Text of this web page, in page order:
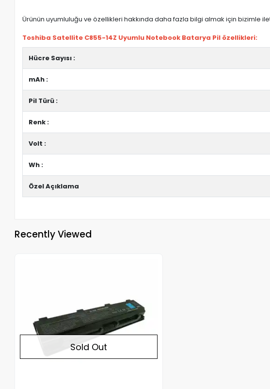
Ürünün uyumluluğu ve özellikleri hakkında daha fazla bilgi almak için bizimle
Toshiba Satellite C855-14Z Uyumlu Notebook Batarya Pil özellikleri:
Hücre Sayısı :
mAh :
Pil Türü :
Renk :
Volt :
Wh :
Özel Açıklama
Recently Viewed
Sold Out